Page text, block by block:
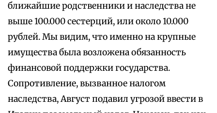
ближайшие родственники и наследства не
выше 100.000 сестерций, или около 10.000
рублей. Мы видим, что именно на крупные
имущества была возложена обязанность
финансовой поддержки государства.
Сопротивление, вызванное налогом
наследства, Август подавил угрозой ввести в